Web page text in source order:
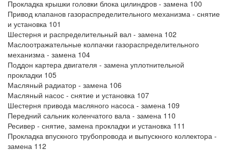
Прокладка крышки головки блока цилиндров - замена 100
Привод клапанов газораспределительного механизма - снятие
и установка 101
Шестерня и распределительный вал - замена 102
Маслоотражательные колпачки газораспределительного
механизма - замена 104
Поддон картера двигателя - замена уплотнительной
прокладки 105
Масляный радиатор - замена 106
Масляный насос - снятие и установка 107
Шестерня привода масляного насоса - замена 109
Передний сальник коленчатого вала - замена 110
Ресивер - снятие, замена прокладки и установка 111
Прокладка впускного трубопровода и выпускного коллектора -
замена 112